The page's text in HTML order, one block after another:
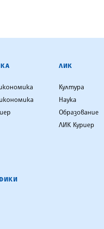
ЛИК
Култура
Наука
Образование
ЛИК Куриер